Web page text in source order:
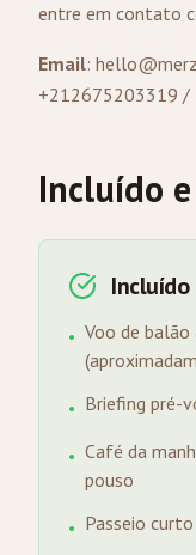
entre em contato
Email:
+212675203319
Incluído
Incluído
• Voo de
• Briefing pré-
• Café da
pouso
• Passeio